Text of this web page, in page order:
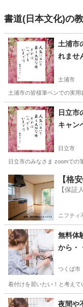
書道(日本文化)の
土浦市の皆様 オンライン
れませ
土浦市
土浦市の皆様筆ペンでの実
茨城 土浦市 書道
日立市
キャン
日立市
日立市のみなさま zoomで
茨城 日立市 書道
【格
【保証
ニフティ
無料体
から・
つくば市
着付けを習いたい！と考え
茨城 つくば市 着付
夜間や